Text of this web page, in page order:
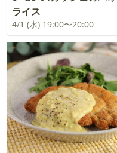
ライス
4/1 (水) 19:00〜20:00